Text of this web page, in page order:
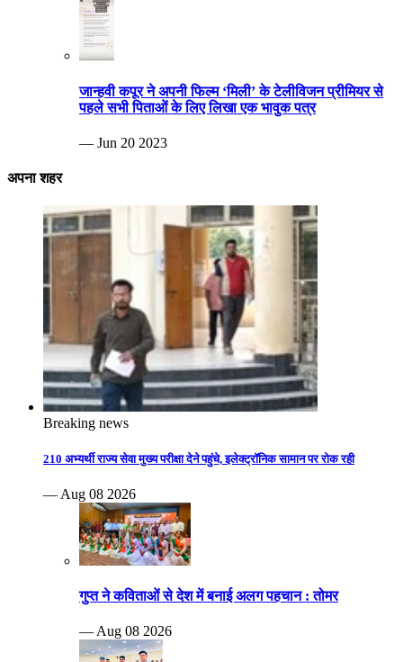
जान्हवी कपूर ने अपनी फिल्म ‘मिली’ के टेलीविजन प्रीमियर से
पहले सभी पिताओं के लिए लिखा एक भावुक पत्र
— Jun 20 2023
अपना शहर
Breaking news
210 अभ्यर्थी राज्य सेवा मुख्य परीक्षा देने पहुंचे, इलेक्ट्रॉनिक सामान पर रोक रही
— Aug 08 2026
गुप्त ने कविताओं से देश में बनाई अलग पहचान : तोमर
— Aug 08 2026